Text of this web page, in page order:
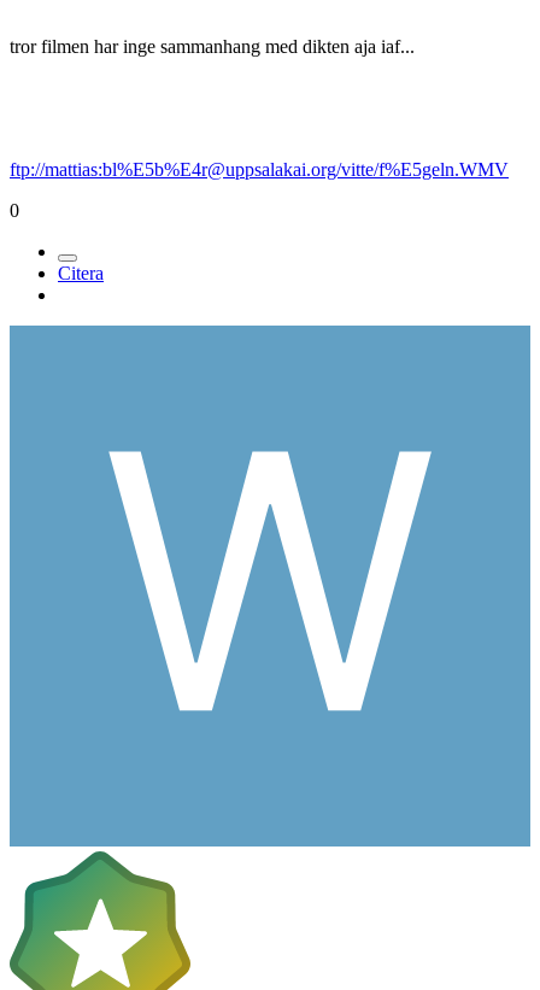
tror filmen har inge sammanhang med dikten aja iaf...
ftp://mattias:bl%E5b%E4r@uppsalakai.org/vitte/f%E5geln.WMV
0
Citera